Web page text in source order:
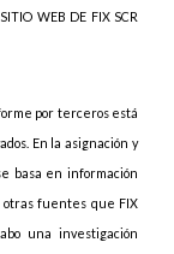
WEB DE FIX SCR
por terceros está
En la asignación y
basa en información
otras fuentes que FIX
una investigación